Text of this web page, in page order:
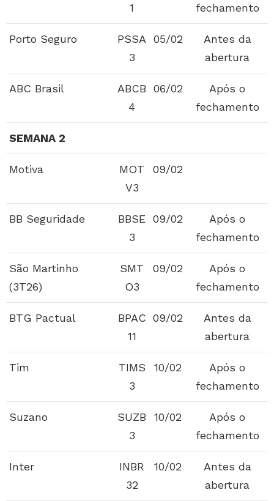
1
fechamento
Porto Seguro
PSSA
3
05/02
Antes da
abertura
ABC Brasil
ABCB
4
06/02
Após o
fechamento
SEMANA 2
Motiva
MOT
V3
09/02
BB Seguridade
BBSE
3
09/02
Após o
fechamento
São Martinho
(3T26)
SMT
O3
09/02
Após o
fechamento
BTG Pactual
BPAC
11
09/02
Antes da
abertura
Tim
TIMS
3
10/02
Após o
fechamento
Suzano
SUZB
3
10/02
Após o
fechamento
Inter
INBR
32
10/02
Antes da
abertura